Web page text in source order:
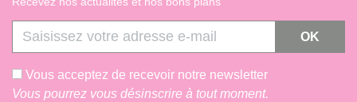
OK
Vous acceptez de recevoir notre newsletter
Vous pourrez vous désinscrire à tout moment.